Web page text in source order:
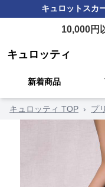
キュロットスカ
10,000円
キュロッティ
新着商品
キュロッティ TOP › プ